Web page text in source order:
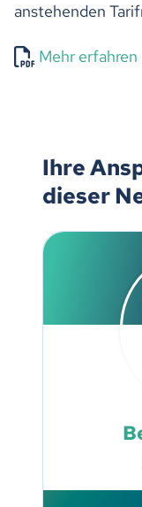
anstehenden
Mehr erfahren
Ihre
dieser